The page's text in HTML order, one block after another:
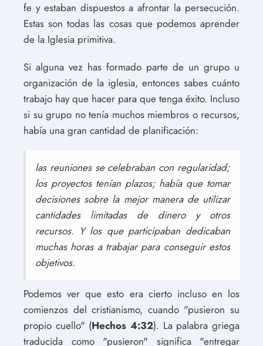
fe y estaban dispuestos a afrontar la persecución.
Estas son todas las cosas que podemos aprender
de la Iglesia primitiva.
Si alguna vez has formado parte de un grupo u
organización de la iglesia, entonces sabes cuánto
trabajo hay que hacer para que tenga éxito. Incluso
si su grupo no tenía muchos miembros o recursos,
había una gran cantidad de planificación:
las reuniones se celebraban con regularidad;
los proyectos tenían plazos; había que tomar
decisiones sobre la mejor manera de utilizar
cantidades limitadas de dinero y otros
recursos. Y los que participaban dedicaban
muchas horas a trabajar para conseguir estos
objetivos.
Podemos ver que esto era cierto incluso en los
comienzos del cristianismo, cuando "pusieron su
propio cuello" (Hechos 4:32). La palabra griega
traducida como "pusieron" significa "entregar